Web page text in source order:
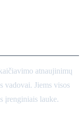
atnaujinimų
vadovai. Jiems visos
įrenginiais lauke.